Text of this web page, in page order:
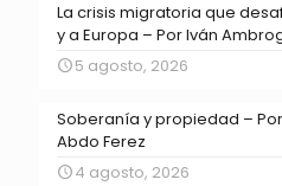
La crisis migratoria que
y a Europa – Por Iván
5 agosto, 2026
Soberanía y propiedad –
Abdo Ferez
4 agosto, 2026